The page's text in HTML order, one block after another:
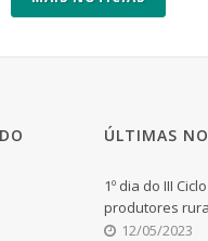
ÚLTIMAS
1º dia do III
produtores
12/05/2023